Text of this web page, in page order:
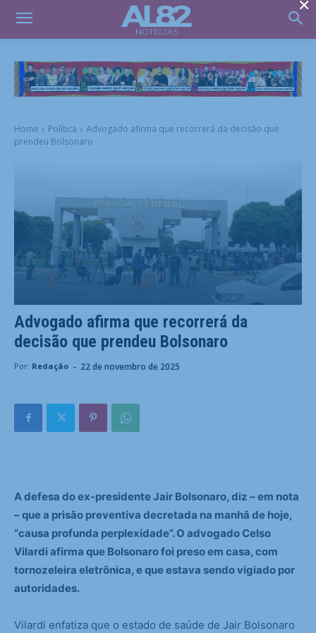
Home Política
Advogado afirma que recorrerá da decisão que
prendeu Bolsonaro
Advogado afirma que recorrerá da
decisão que prendeu Bolsonaro
Por: Redação - 22 de novembro de 2025
A defesa do ex-presidente Jair Bolsonaro, diz – em nota
– que a prisão preventiva decretada na manhã de hoje,
“causa profunda perplexidade”. O advogado Celso
Vilardi afirma que Bolsonaro foi preso em casa, com
tornozeleira eletrônica, e que estava sendo vigiado por
autoridades.
Vilardi enfatiza que o estado de saúde de Jair Bolsonaro